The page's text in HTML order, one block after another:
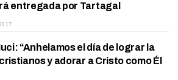
entregada por Tartagal
“Anhelamos el día de lograr la
y adorar a Cristo como Él